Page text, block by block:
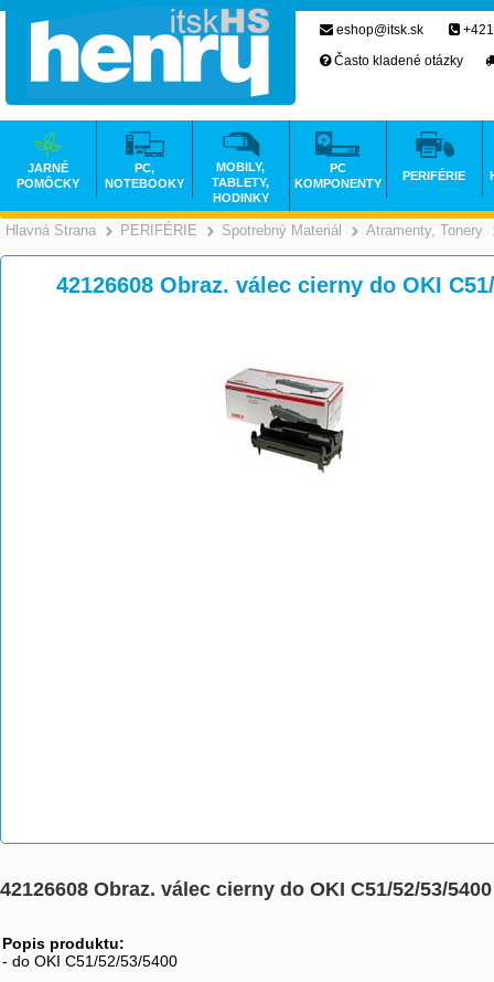
Hlavná Strana >
PERIFÉRIE >
Spotrebný Materiál >
Atramenty, Tonery
42126608 Obraz. válec cierny do OKI
42126608 Obraz. válec cierny do OKI C51/52/53/5400
Popis produktu:
- do OKI C51/52/53/5400
eshop@itsk.sk
Často kladené otázky
JARNÉ
POMÔCKY
PC,
NOTEBOOKY
MOBILY,
TABLETY,
HODINKY
PC
KOMPONENTY
PERIFÉRIE